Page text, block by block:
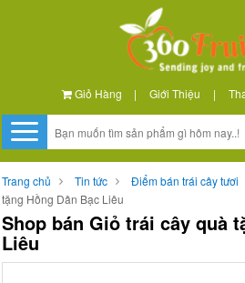
Giỏ Hàng | Giới Thiệu |
Trang chủ Tin tức Điểm bán trái cây tươi
tặng Hồng Dân Bạc Liêu
Shop bán Giỏ trái cây quà
Liêu